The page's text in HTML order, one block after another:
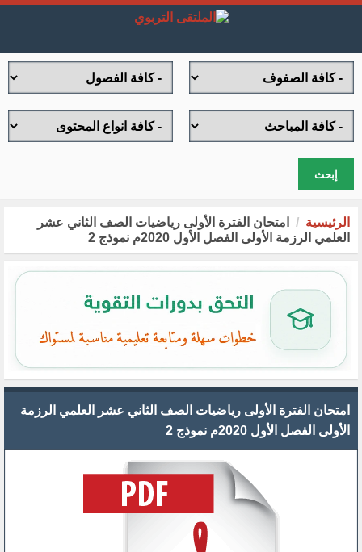
إبحث
الرئيسية
امتحان الفترة الأولى رياضيات الصف الثاني عشر
العلمي الرزمة الأولى الفصل الأول 2020م نموذج 2
امتحان الفترة الأولى رياضيات الصف الثاني عشر العلمي الرزمة
الأولى الفصل الأول 2020م نموذج 2